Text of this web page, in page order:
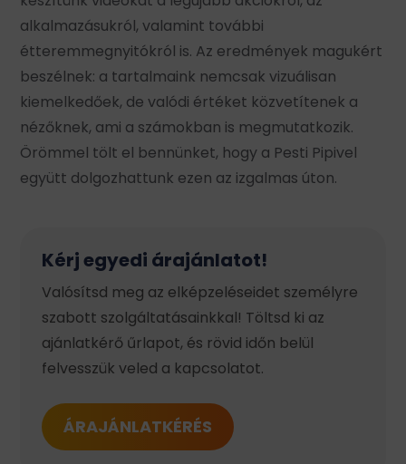
Kérj egyedi árajánlatot!
Valósítsd meg az elképzeléseidet személyre
szabott szolgáltatásainkkal! Töltsd ki az
ajánlatkérő űrlapot, és rövid időn belül
felvesszük veled a kapcsolatot.
ÁRAJÁNLATKÉRÉS
alkalmazásukról, valamint további
étteremmegnyitókról is. Az eredmények magukért
beszélnek: a tartalmaink nemcsak vizuálisan
kiemelkedőek, de valódi értéket közvetítenek a
nézőknek, ami a számokban is megmutatkozik.
Örömmel tölt el bennünket, hogy a Pesti Pipivel
együtt dolgozhattunk ezen az izgalmas úton.